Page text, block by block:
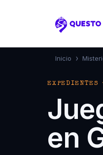
Questo
Inicio ›
EXPEDIENTES
en